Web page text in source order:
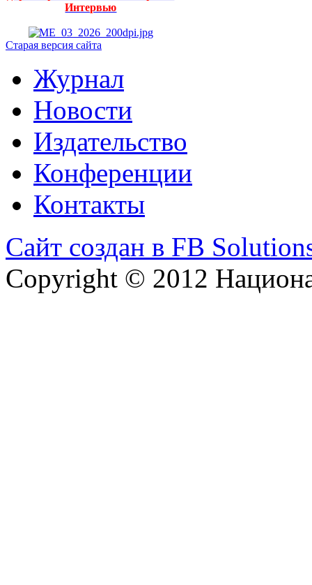
Интервью
Старая версия сайта
Журнал
Новости
Издательство
Конференции
Контакты
Сайт создан в FB
Copyright © 2012